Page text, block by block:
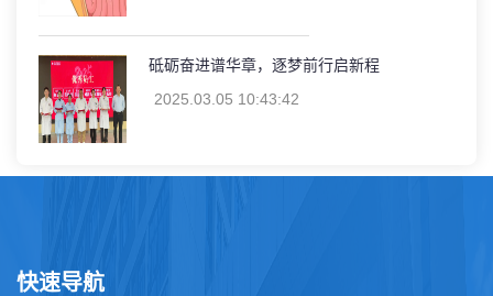
砥砺奋进谱华章，逐梦前行启新程
2025.03.05 10:43:42
快速导航